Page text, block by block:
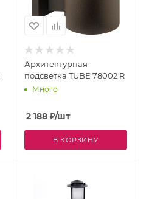
Архитектурная
подсветка TUBE 78002 R
Много
2 188₽/шт
В КОРЗИНУ